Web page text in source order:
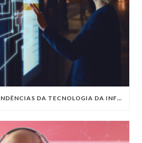
QUAIS SÃO AS TENDÊNCIAS DA TECNOLOGIA DA INFORMAÇÃO PARA 2023?